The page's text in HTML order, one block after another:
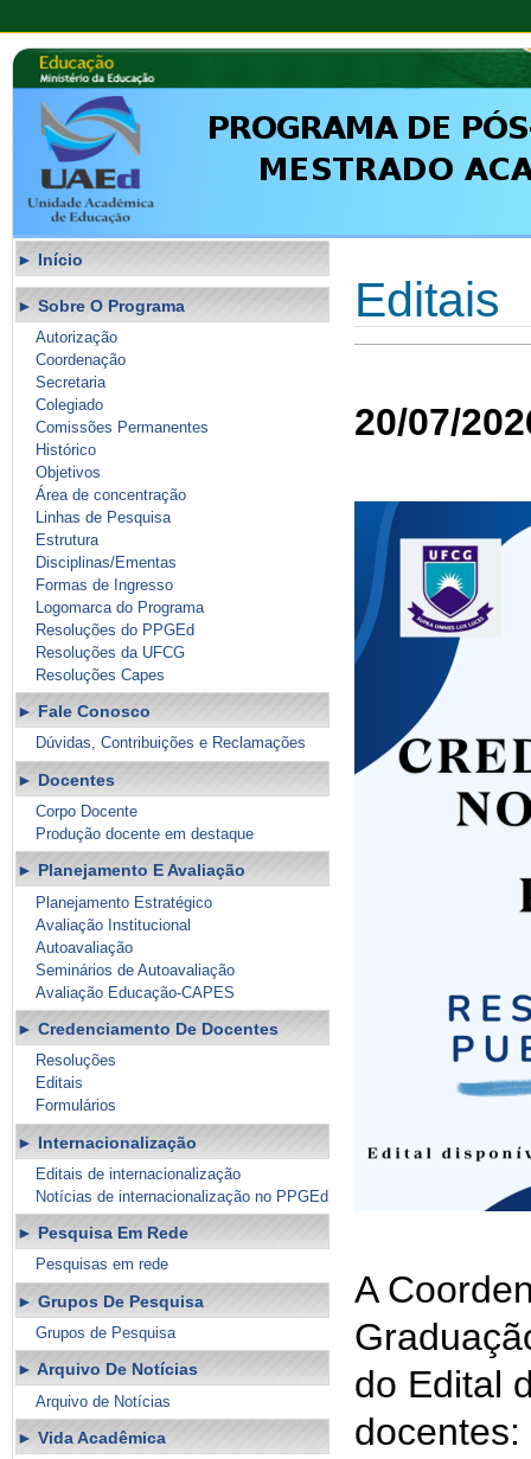
Início
Sobre O Programa
Autorização
Coordenação
Secretaria
Colegiado
Comissões Permanentes
Histórico
Objetivos
Área de concentração
Linhas de Pesquisa
Estrutura
Disciplinas/Ementas
Formas de Ingresso
Logomarca do Programa
Resoluções do PPGEd
Resoluções da UFCG
Resoluções Capes
Fale Conosco
Dúvidas, Contribuições e Reclamações
Docentes
Corpo Docente
Produção docente em destaque
Planejamento E Avaliação
Planejamento Estratégico
Avaliação Institucional
Autoavaliação
Seminários de Autoavaliação
Avaliação Educação-CAPES
Credenciamento De Docentes
Resoluções
Editais
Formulários
Internacionalização
Editais de internacionalização
Notícias de internacionalização no PPGEd
Pesquisa Em Rede
Pesquisas em rede
Grupos De Pesquisa
Grupos de Pesquisa
Arquivo De Notícias
Arquivo de Notícias
Vida Acadêmica
Editais
20/07/
A
do Edital
docentes: